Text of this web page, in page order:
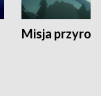
Misja